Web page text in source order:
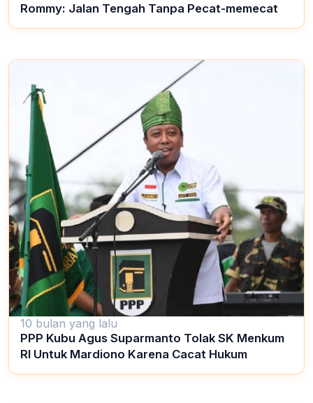
Rommy: Jalan Tengah Tanpa Pecat-memecat
10 bulan yang lalu
PPP Kubu Agus Suparmanto Tolak SK Menkum
RI Untuk Mardiono Karena Cacat Hukum